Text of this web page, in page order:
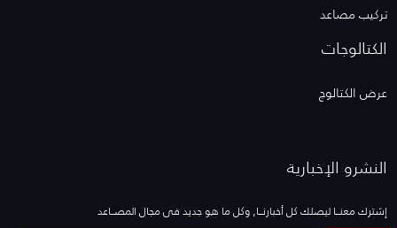
تركيب مصاعد
الكتالوجات
عرض الكتالوج
النشرو الإخبارية
إشترك معنــا ليصلك كل أخبارنــا, وكل ما هو جديد فى مجال المصــاعد